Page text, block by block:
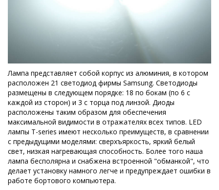
Лампа представляет собой корпус из алюминия, в котором
расположен 21 светодиод фирмы Samsung. Светодиоды
размещены в следующем порядке: 18 по бокам (по 6 с
каждой из сторон) и 3 с торца под линзой. Диоды
расположены таким образом для обеспечения
максимальной видимости в отражателях всех типов. LED
лампы T-series имеют несколько преимуществ, в сравнении
с предыдущими моделями: сверхъяркость, яркий белый
свет, низкая нагревающая способность. Более того наша
лампа бесполярна и снабжена встроенной "обманкой", что
делает установку намного легче и предупреждает ошибки в
работе бортового компьютера.